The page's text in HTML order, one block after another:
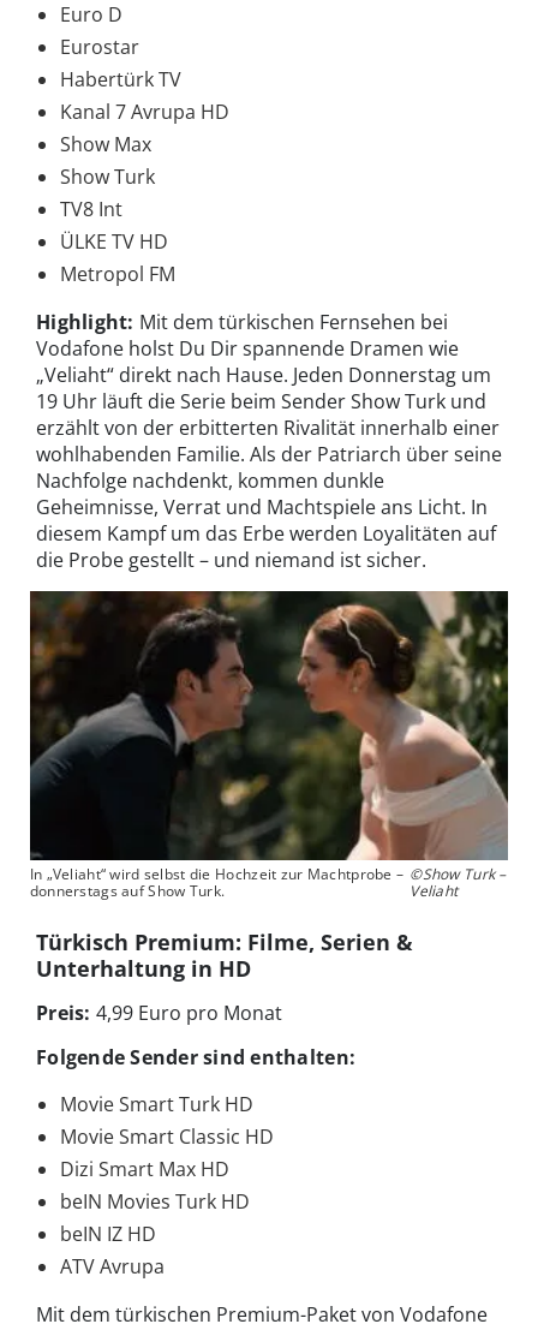
Euro D
Eurostar
Habertürk TV
Kanal 7 Avrupa HD
Show Max
Show Turk
TV8 Int
ÜLKE TV HD
Metropol FM
Highlight: Mit dem türkischen Fernsehen bei
Vodafone holst Du Dir spannende Dramen wie
„Veliaht“ direkt nach Hause. Jeden Donnerstag um
19 Uhr läuft die Serie beim Sender Show Turk und
erzählt von der erbitterten Rivalität innerhalb einer
wohlhabenden Familie. Als der Patriarch über seine
Nachfolge nachdenkt, kommen dunkle
Geheimnisse, Verrat und Machtspiele ans Licht. In
diesem Kampf um das Erbe werden Loyalitäten auf
die Probe gestellt – und niemand ist sicher.
In „Veliaht“ wird selbst die Hochzeit zur Machtprobe –
donnerstags auf Show Turk.
©Show Turk –
Veliaht
Türkisch Premium: Filme, Serien &
Unterhaltung in HD
Preis: 4,99 Euro pro Monat
Folgende Sender sind enthalten:
Movie Smart Turk HD
Movie Smart Classic HD
Dizi Smart Max HD
beIN Movies Turk HD
beIN IZ HD
ATV Avrupa
Mit dem türkischen Premium-Paket von Vodafone